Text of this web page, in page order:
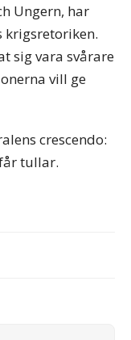
Ungern, har
krigsretoriken.
sig vara svårare
vill ge
crescendo:
tullar.